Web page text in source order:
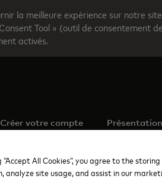
la meilleure expérience sur notre
Tool » (outil de consentement
activés.
Créer votre compte
“Accept All Cookies”, you agree to the
analyze site usage, and assist in our